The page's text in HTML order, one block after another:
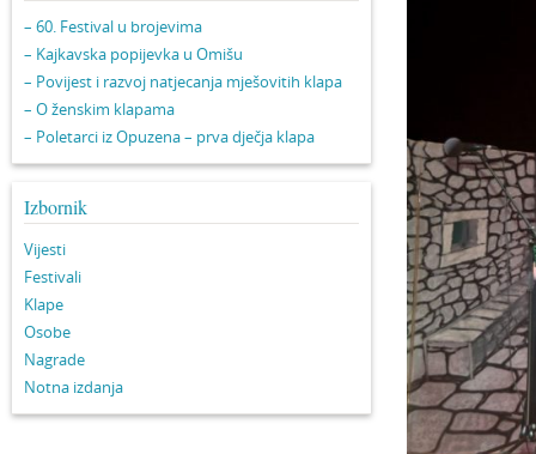
– 60. Festival u brojevima
– Kajkavska popijevka u Omišu
– Povijest i razvoj natjecanja mješovitih klapa
– O ženskim klapama
– Poletarci iz Opuzena – prva dječja klapa
Izbornik
Vijesti
Festivali
Klape
Osobe
Nagrade
Notna izdanja